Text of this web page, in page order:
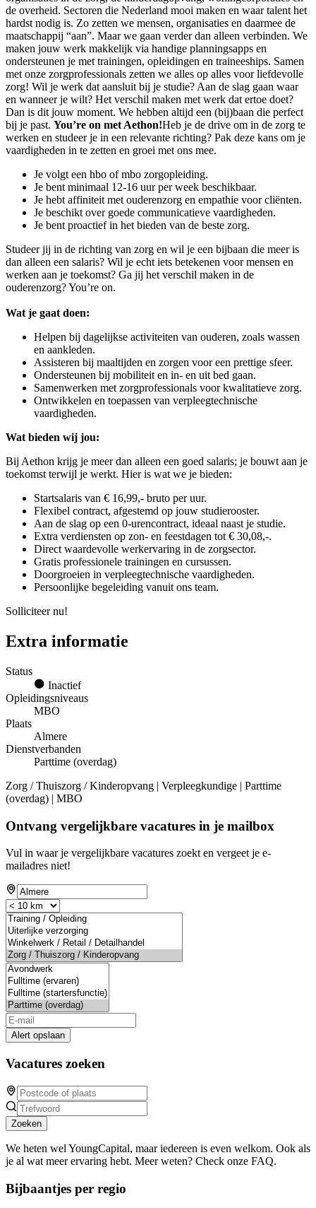
de overheid. Sectoren die Nederland mooi maken en waar talent het
hardst nodig is. Zo zetten we mensen, organisaties en daarmee de
maatschappij “aan”. Maar we gaan verder dan alleen verbinden. We
maken jouw werk makkelijk via handige planningsapps en
ondersteunen je met trainingen, opleidingen en traineeships. Samen
met onze zorgprofessionals zetten we alles op alles voor liefdevolle
zorg! Wil je werk dat aansluit bij je studie? Aan de slag gaan waar
en wanneer je wilt? Het verschil maken met werk dat ertoe doet?
Dan is dit jouw moment. We hebben altijd een (bij)baan die perfect
bij je past. You’re on met Aethon!Heb je de drive om in de zorg te
werken en studeer je in een relevante richting? Pak deze kans om je
vaardigheden in te zetten en groei met ons mee.
Je volgt een hbo of mbo zorgopleiding.
Je bent minimaal 12-16 uur per week beschikbaar.
Je hebt affiniteit met ouderenzorg en empathie voor cliënten.
Je beschikt over goede communicatieve vaardigheden.
Je bent proactief in het bieden van de beste zorg.
Studeer jij in de richting van zorg en wil je een bijbaan die meer is
dan alleen een salaris? Wil je echt iets betekenen voor mensen en
werken aan je toekomst? Ga jij het verschil maken in de
ouderenzorg? You’re on.​​​​​
Wat je gaat doen:
Helpen bij dagelijkse activiteiten van ouderen, zoals wassen
en aankleden.
Assisteren bij maaltijden en zorgen voor een prettige sfeer.
Ondersteunen bij mobiliteit en in- en uit bed gaan.
Samenwerken met zorgprofessionals voor kwalitatieve zorg.
Ontwikkelen en toepassen van verpleegtechnische
vaardigheden.
Wat bieden wij jou:
Bij Aethon krijg je meer dan alleen een goed salaris; je bouwt aan je
toekomst terwijl je werkt. Hier is wat we je bieden:
Startsalaris van € 16,99,- bruto per uur.
Flexibel contract, afgestemd op jouw studierooster.
Aan de slag op een 0-urencontract, ideaal naast je studie.
Extra verdiensten op zon- en feestdagen tot € 30,08,-.
Direct waardevolle werkervaring in de zorgsector.
Gratis professionele trainingen en cursussen.
Doorgroeien in verpleegtechnische vaardigheden.
Persoonlijke begeleiding vanuit ons team.
Solliciteer nu!
Extra informatie
Status
Inactief
Opleidingsniveaus
MBO
Plaats
Almere
Dienstverbanden
Parttime (overdag)
Zorg / Thuiszorg / Kinderopvang | Verpleegkundige | Parttime
(overdag) | MBO
Ontvang vergelijkbare vacatures in je mailbox
Vul in waar je vergelijkbare vacatures zoekt en vergeet je e-
mailadres niet!
Alert opslaan
Vacatures zoeken
Zoeken
We heten wel YoungCapital, maar iedereen is even welkom. Ook als
je al wat meer ervaring hebt. Meer weten? Check onze FAQ.
Bijbaantjes per regio